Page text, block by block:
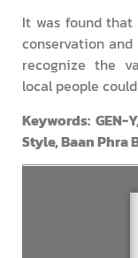
It was found
conservation
recognize the
local people
Keywords: GEN-
Style, Baan Phra